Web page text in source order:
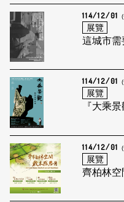
114/12/01
展覽
這城市
114/12/01
展覽
114/12/01
展覽
齊柏林空